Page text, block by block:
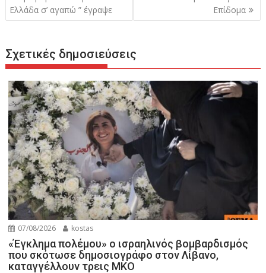
Ελλάδα σ’ αγαπώ ” έγραψε
Επίδομα
Σχετικές δημοσιεύσεις
07/08/2026 kostas
«Έγκλημα πολέμου» ο ισραηλινός βομβαρδισμός
που σκότωσε δημοσιογράφο στον Λίβανο,
καταγγέλλουν τρεις ΜΚΟ